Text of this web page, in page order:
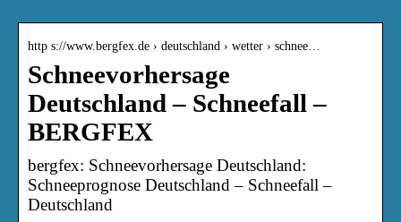
http s://www.bergfex.de › deutschland › wetter › schnee…
Schneevorhersage
Deutschland – Schneefall –
BERGFEX
bergfex: Schneevorhersage Deutschland:
Schneeprognose Deutschland – Schneefall –
Deutschland